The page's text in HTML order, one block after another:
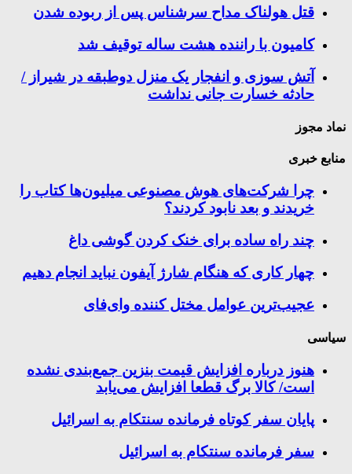
قتل هولناک مداح سرشناس پس از ربوده شدن
کامیون با راننده هشت ساله توقیف شد
آتش سوزی و انفجار یک منزل دوطبقه در شیراز /
حادثه خسارت جانی نداشت
نماد مجوز
منابع خبری
چرا شرکت‌های هوش مصنوعی میلیون‌ها کتاب را
خریدند و بعد نابود کردند؟
چند راه‌ ساده برای خنک کردن گوشی داغ
چهار کاری که هنگام شارژ آیفون نباید انجام دهیم
عجیب‌ترین عوامل مختل کننده وای‌فای
سیاسی
هنوز درباره افزایش قیمت بنزین جمع‌بندی نشده
است/ کالا برگ قطعا افزایش می‌یابد
پایان سفر کوتاه فرمانده سنتکام به اسرائیل
سفر فرمانده سنتکام به اسرائیل